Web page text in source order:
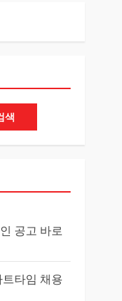
색
공고 바로
타임 채용